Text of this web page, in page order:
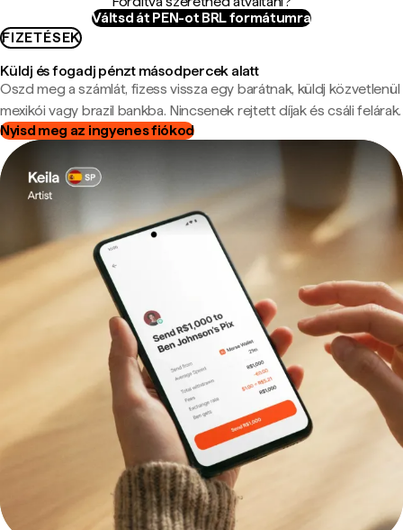
Váltsd át PEN-ot BRL formátumra
FIZETÉSEK
Küldj és fogadj pénzt másodpercek alatt
Oszd meg a számlát, fizess vissza egy barátnak, küldj közvetlenül
mexikói vagy brazil bankba. Nincsenek rejtett díjak és csáli felárak.
Nyisd meg az ingyenes fiókod